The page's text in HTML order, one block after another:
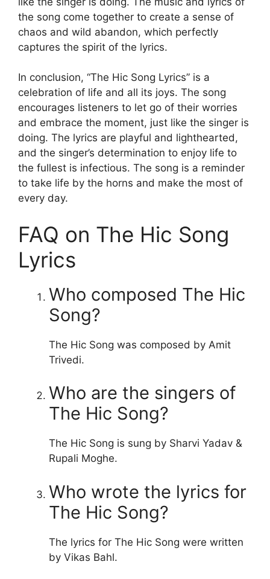
the song come together to create a sense of
chaos and wild abandon, which perfectly
captures the spirit of the lyrics.
In conclusion, “The Hic Song Lyrics” is a
celebration of life and all its joys. The song
encourages listeners to let go of their worries
and embrace the moment, just like the singer is
doing. The lyrics are playful and lighthearted,
and the singer’s determination to enjoy life to
the fullest is infectious. The song is a reminder
to take life by the horns and make the most of
every day.
FAQ on The Hic Song
Lyrics
Who composed The Hic
Song?
The Hic Song was composed by Amit
Trivedi.
Who are the singers of
The Hic Song?
The Hic Song is sung by Sharvi Yadav &
Rupali Moghe.
Who wrote the lyrics for
The Hic Song?
The lyrics for The Hic Song were written
by Vikas Bahl.